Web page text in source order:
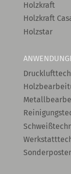
Holzkraft
Holzkraft
Holzstar